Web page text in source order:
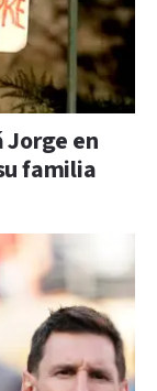
Jorge en
familia